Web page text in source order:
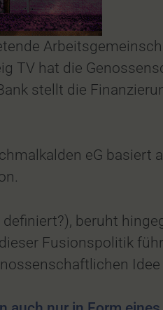
TV hat die
stellt die
eG basiert
beruht
Fusionspolitik